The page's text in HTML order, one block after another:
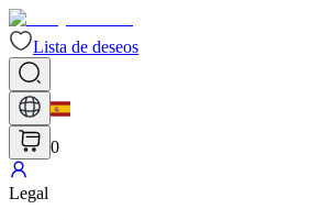
Lista de deseos
0
Legal